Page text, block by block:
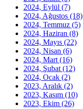
2024, Eylül (7)
2024, Ağustos (18)
2024, Temmuz (5)
2024, Haziran (8)
2024, Mayıs (22)
2024, Nisan (6)
2024, Mart (16)
2024, Şubat (12)
2024, Ocak (2)
2023, Aralık (2)
2023, Kasım (10)
2023, Ekim (26)